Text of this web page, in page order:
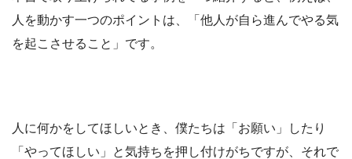
人を動かす一つのポイントは、「他人が自ら進んでやる気
を起こさせること」です。
人に何かをしてほしいとき、僕たちは「お願い」したり
「やってほしい」と気持ちを押し付けがちですが、それで